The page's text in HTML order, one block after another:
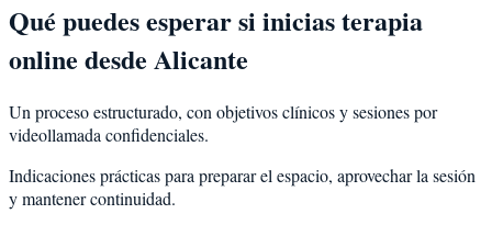
Qué puedes esperar si inicias terapia
online desde Alicante
Un proceso estructurado, con objetivos clínicos y sesiones por
videollamada confidenciales.
Indicaciones prácticas para preparar el espacio, aprovechar la sesión
y mantener continuidad.